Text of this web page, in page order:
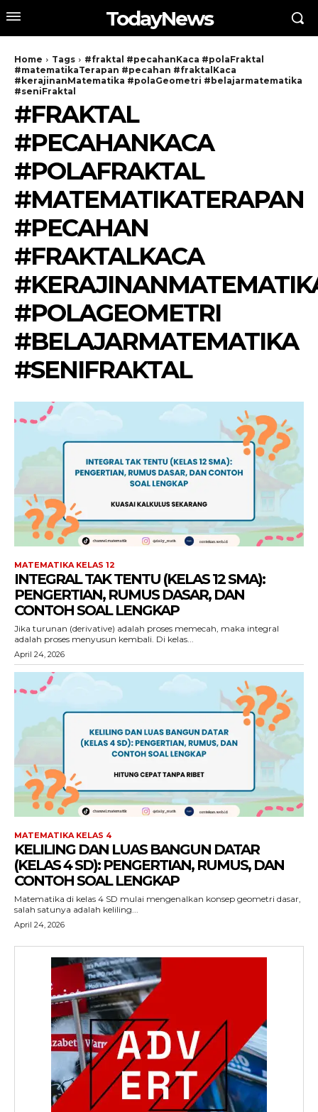
TodayNews
Home Tags
#fraktal #pecahanKaca #polaFraktal
#matematikaTerapan #pecahan #fraktalKaca
#kerajinanMatematika #polaGeometri #belajarmatematika
#seniFraktal
#FRAKTAL
#PECAHANKACA
#POLAFRAKTAL
#MATEMATIKATERAPAN
#PECAHAN
#FRAKTALKACA
#POLAGEOMETRI
#BELAJARMATEMATIKA
#SENIFRAKTAL
MATEMATIKA KELAS 12
INTEGRAL TAK TENTU (KELAS 12 SMA):
PENGERTIAN, RUMUS DASAR, DAN
CONTOH SOAL LENGKAP
Jika turunan (derivative) adalah proses memecah, maka integral
adalah proses menyusun kembali. Di kelas...
April 24, 2026
MATEMATIKA KELAS 4
KELILING DAN LUAS BANGUN DATAR
(KELAS 4 SD): PENGERTIAN, RUMUS, DAN
CONTOH SOAL LENGKAP
Matematika di kelas 4 SD mulai mengenalkan konsep geometri dasar,
salah satunya adalah keliling...
April 24, 2026